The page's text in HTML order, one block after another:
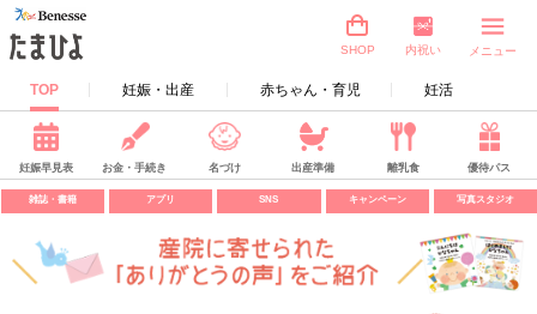
TOP 妊娠・出産 赤ちゃん・育児 妊活
SHOP 内祝い メニュー
妊娠早見表 お金・手続き 名づけ 出産準備 離乳食 優待パス
雑誌・書籍 アプリ SNS キャンペーン 写真スタジオ